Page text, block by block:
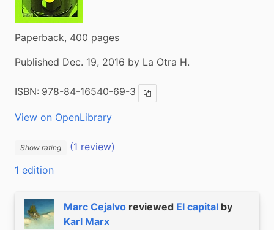
Paperback, 400 pages
Published Dec. 19, 2016 by La Otra H.
ISBN: 978-84-16540-69-3 Copy ISBN
View on OpenLibrary
Show rating
(1 review)
1 edition
Marc Cejalvo reviewed El capital by
Karl Marx